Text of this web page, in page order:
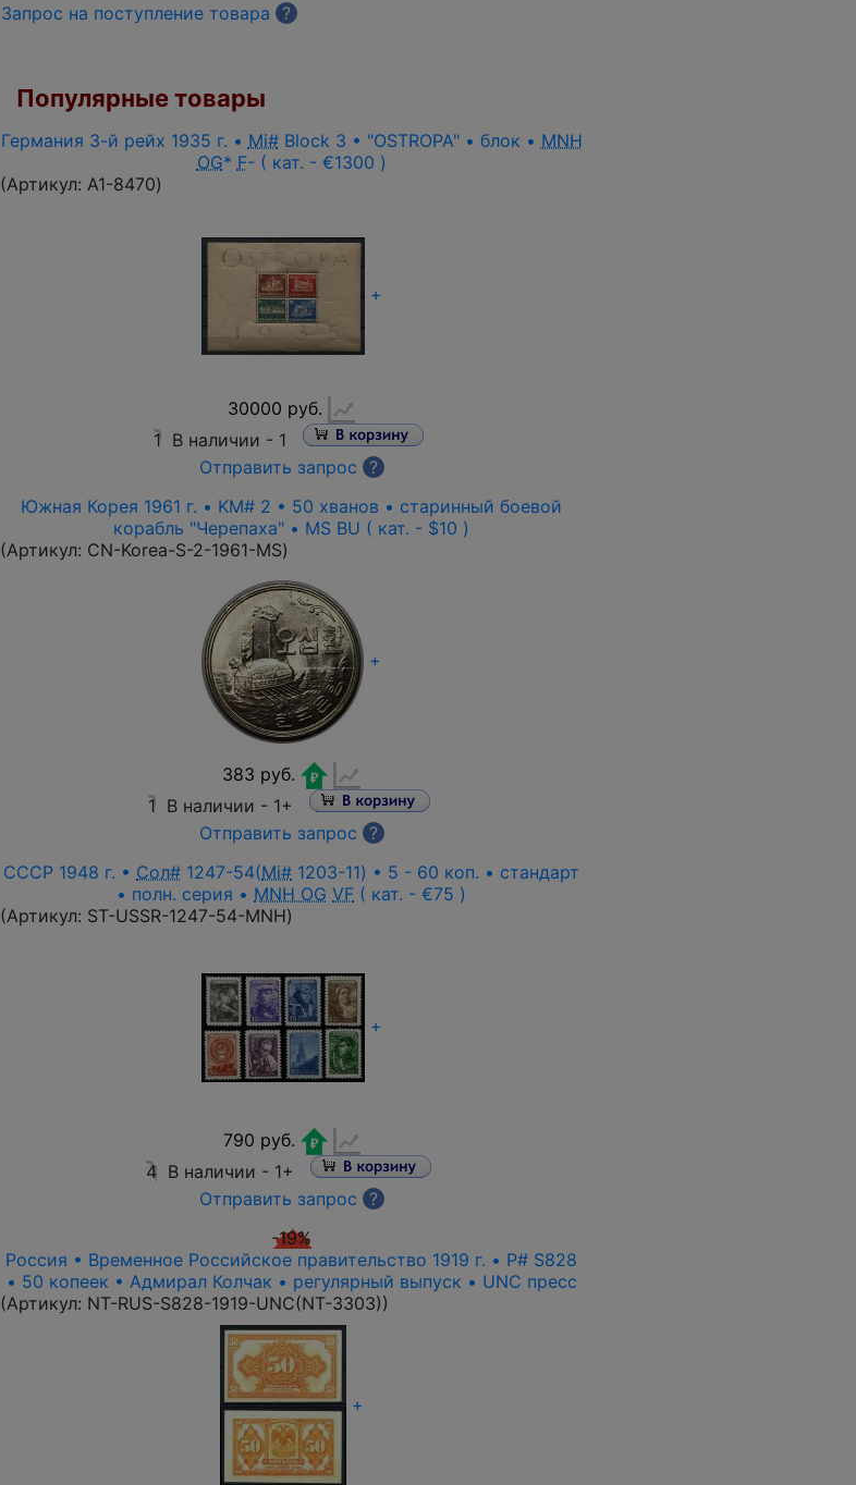
Запрос на поступление товара ?
Популярные товары
Германия 3-й рейх 1935 г. • Mi#Block 3 • "OSTROPA" • блок • MNH
OG* F- ( кат. - €1300 )
(Артикул: A1-8470)
+
30000 руб.
1 В наличии - 1
Отправить запрос
?
Южная Корея 1961 г. • KM# 2 • 50 хванов • старинный боевой
корабль "Черепаха" • MS BU ( кат. - $10 )
(Артикул: CN-Korea-S-2-1961-MS)
+
383 руб.
1 В наличии - 1+
Отправить запрос
?
СССР 1948 г. • Сол# 1247-54(Mi# 1203-11) • 5 - 60 коп. • стандарт
• полн. серия • MNH OG VF ( кат. - €75 )
(Артикул: ST-USSR-1247-54-MNH)
+
790 руб.
4 В наличии - 1+
Отправить запрос
?
-19%
Россия • Временное Российское правительство 1919 г. • P# S828
• 50 копеек • Адмирал Колчак • регулярный выпуск • UNC пресс
(Артикул: NT-RUS-S828-1919-UNC(NT-3303))
+